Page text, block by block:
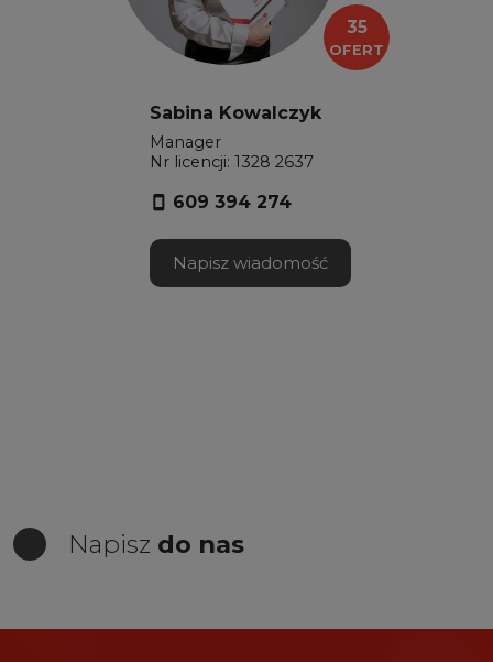
Sabina Kowalczyk
Manager
Nr licencji: 1328 2637
609 394 274
35
OFERT
Napisz wiadomość
Napisz do nas